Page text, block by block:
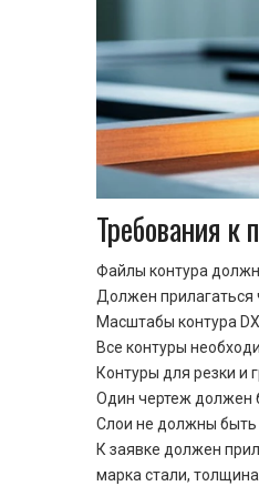
Требования
Файлы контура
Должен прилагаться
Масштабы контура
Все контуры
Контуры для резки и
Один чертеж должен
Cлои не должны
К заявке должен
марка стали,